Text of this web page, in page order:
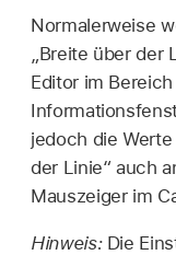
Normalerweise
„Breite über
Editor im
jedoch die
der Linie“ auch
Mauszeiger im
Hinweis: Die